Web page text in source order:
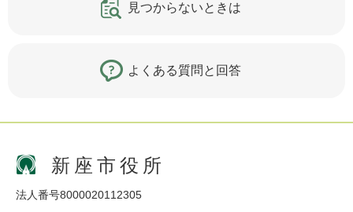
見つからないときは
よくある質問と回答
新座市役所
法人番号8000020112305